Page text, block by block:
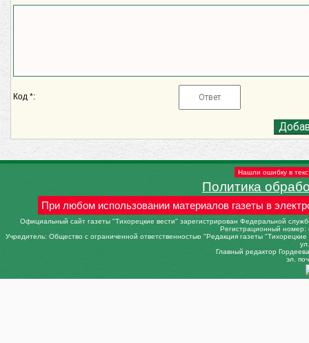
Код *:
Нашли ошибку в
Политика
При любом использовании материалов газеты в
Официальный сайт газеты "Тихорецкие вести" зарегистрирован Федеральной
Регистрационный
Учредитель: Общество с ограниченной ответственностью "Редакция газеты
Главный редактор
эл.